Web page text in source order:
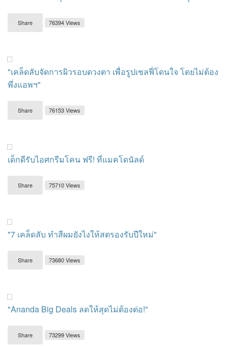
Share 76394 Views
"เคล็ดลับจัดการผิวรอบดวงตา เพื่อรูปเซลฟี่โดนใจ โดยไม่ต้อง
พึ่งแอพฯ"
Share 76153 Views
เด็กดีรับไอศกรีมโคน ฟรี! ที่แมคโดนัลด์
Share 75710 Views
"7 เคล็ดลับ ทำสีผมยังไงให้สตรองรับปีใหม่"
Share 73680 Views
"Ananda Big Deals ลดให้สุดไม่ต้องต่อ!"
Share 73299 Views